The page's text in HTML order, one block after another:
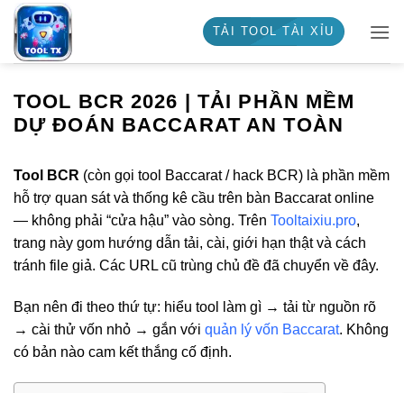
Bỏ
qua
nội
TẢI TOOL TÀI XỈU
TOOL BCR 2026 | TẢI PHẦN MỀM
DỰ ĐOÁN BACCARAT AN TOÀN
Tool BCR (còn gọi tool Baccarat / hack BCR) là phần mềm
hỗ trợ quan sát và thống kê cầu trên bàn Baccarat online
— không phải “cửa hậu” vào sòng. Trên Tooltaixiu.pro,
trang này gom hướng dẫn tải, cài, giới hạn thật và cách
tránh file giả. Các URL cũ trùng chủ đề đã chuyển về đây.
Bạn nên đi theo thứ tự: hiểu tool làm gì → tải từ nguồn rõ
→ cài thử vốn nhỏ → gắn với quản lý vốn Baccarat. Không
có bản nào cam kết thắng cố định.